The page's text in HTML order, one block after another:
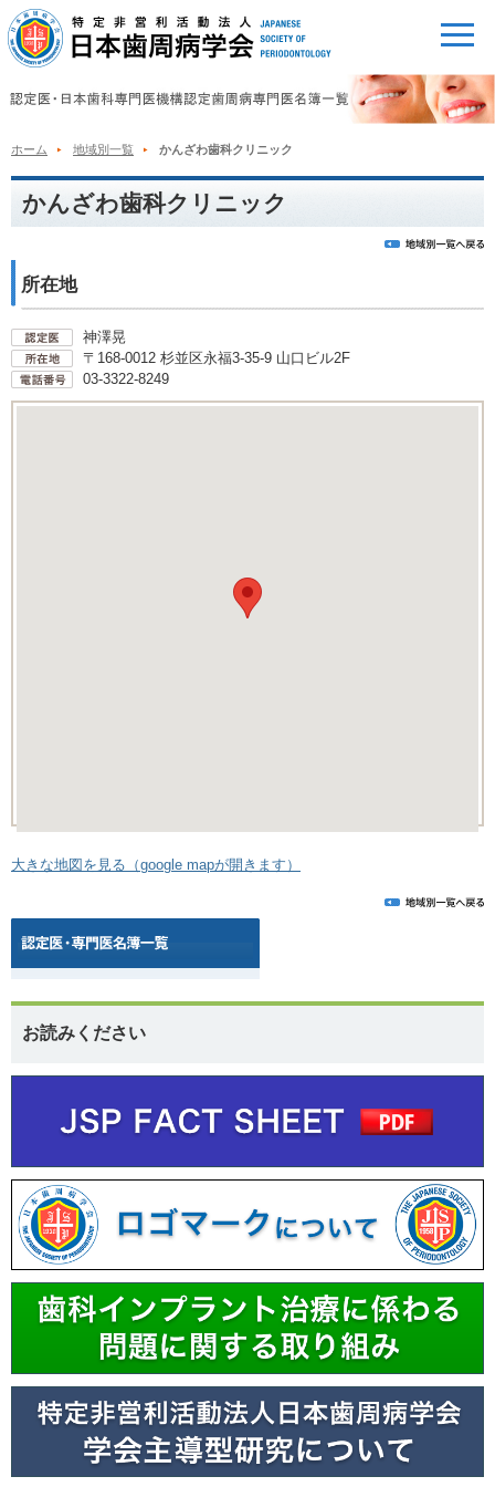
ホーム 地域別一覧 かんざわ歯科クリニック
かんざわ歯科クリニック
所在地
神澤晃
〒168-0012 杉並区永福3-35-9 山口ビル2F
03-3322-8249
大きな地図を見る（google mapが開きます）
お読みください